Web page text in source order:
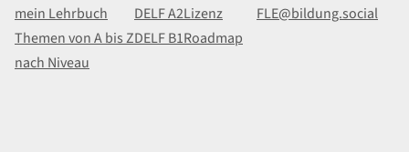
mein Lehrbuch
Themen von A bis Z
nach Niveau
DELF A2
DELF B1
Lizenz
Roadmap
FLE@bildung.social